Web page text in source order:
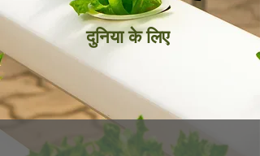
दुनिया के लिए